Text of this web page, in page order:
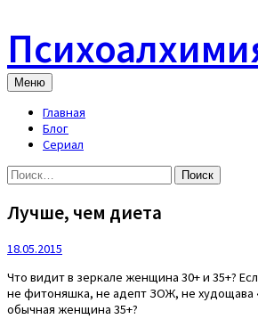
content
Меню
Главная
Блог
Сериал
Найти:
Лучше, чем диета
18.05.2015
Что видит в зеркале женщина 30+ и 35+?
не фитоняшка, не адепт ЗОЖ, не худощава
обычная женщина 35+?